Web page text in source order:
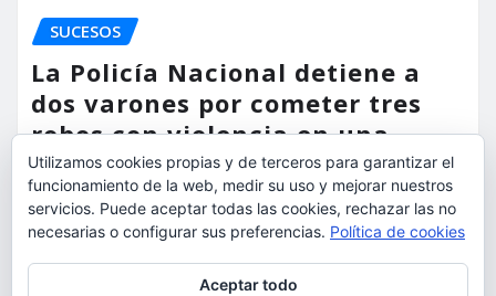
SUCESOS
La Policía Nacional detiene a
dos varones por cometer tres
robos con violencia en una
misma mañana
torrent al dia Ago 7, 2026
Utilizamos cookies propias y de terceros para garantizar el
funcionamiento de la web, medir su uso y mejorar nuestros
servicios. Puede aceptar todas las cookies, rechazar las no
necesarias o configurar sus preferencias. Política de cookies
Aceptar todo